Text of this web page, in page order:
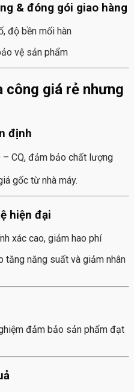
& đóng gói giao hàng
độ bền mối hàn
vệ sản phẩm
công giá rẻ nhưng
định
– CQ, đảm bảo chất lượng
gốc từ nhà máy.
hiện đại
xác cao, giảm hao phí
tăng năng suất và giảm nhân
đảm bảo sản phẩm đạt